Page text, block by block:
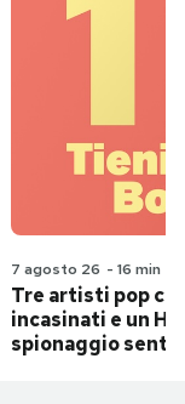
7 agosto 26 - 16 min
Tre artisti pop
incasinati e un
spionaggio